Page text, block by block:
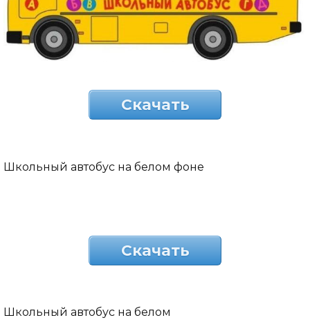
Скачать
Школьный автобус на белом фоне
Скачать
Школьный автобус на белом